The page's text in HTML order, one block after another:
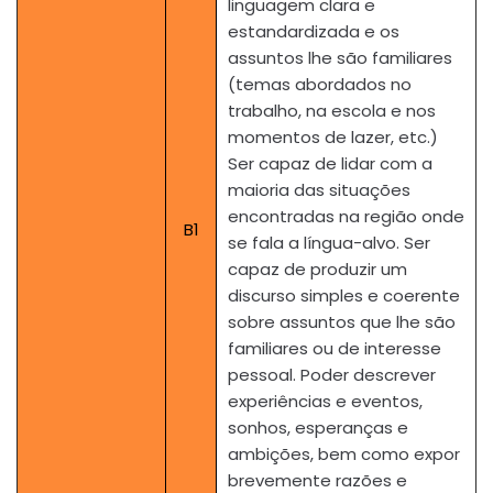
B1
estandardizada e os
assuntos lhe são familiares
(temas abordados no
trabalho, na escola e nos
momentos de lazer, etc.)
Ser capaz de lidar com a
maioria das situações
encontradas na região onde
se fala a língua-alvo. Ser
capaz de produzir um
discurso simples e coerente
sobre assuntos que lhe são
familiares ou de interesse
pessoal. Poder descrever
experiências e eventos,
sonhos, esperanças e
ambições, bem como expor
brevemente razões e